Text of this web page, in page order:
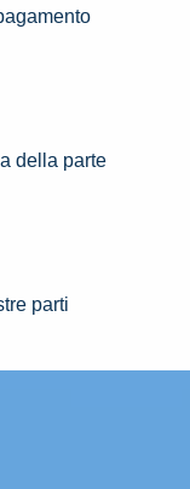
della parte
parti